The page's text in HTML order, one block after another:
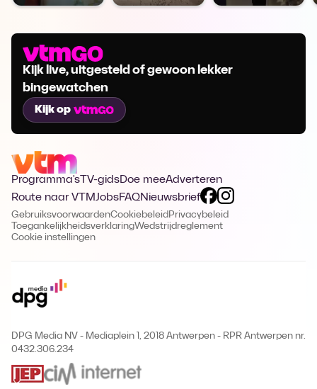
Kijk live, uitgesteld of gewoon lekker
bingewatchen
Kijk op
Programma's TV-gidsDoe meeAdverteren
Route naar VTMJobsFAQNieuwsbrief
GebruiksvoorwaardenCookiebeleid Privacybeleid
ToegankelijkheidsverklaringWedstrijdreglement
Cookie instellingen
DPG Media NV - Mediaplein 1, 2018 Antwerpen - RPR Antwerpen nr.
0432.306.234